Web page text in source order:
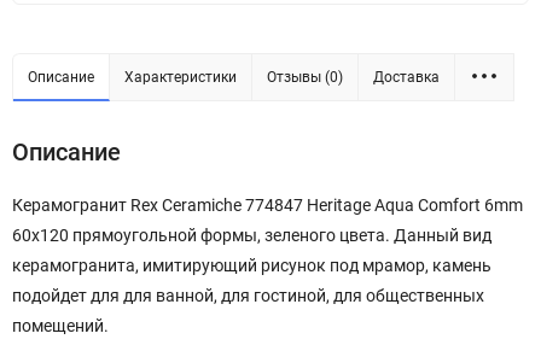
Описание Характеристики Отзывы (0) Доставка
Описание
Керамогранит Rex Ceramiche 774847 Heritage Aqua Comfort 6mm
60x120 прямоугольной формы, зеленого цвета. Данный вид
керамогранита, имитирующий рисунок под мрамор, камень
подойдет для для ванной, для гостиной, для общественных
помещений.